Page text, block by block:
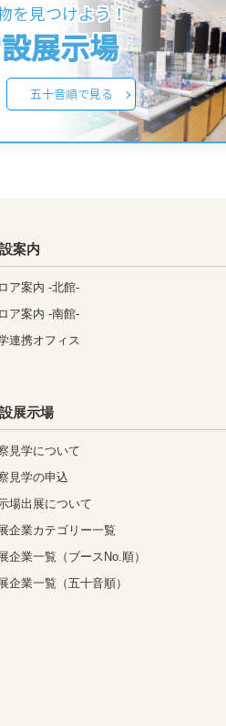
を見つけよう！
展示場
五十音順で見る
案内
ア案内 -北館-
ア案内 -南館-
連携オフィス
展示場
見学について
見学の申込
場出展について
企業カテゴリー一覧
企業一覧（ブースNo.順）
企業一覧（五十音順）